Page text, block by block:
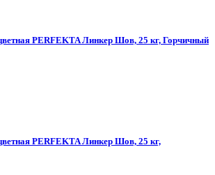
PERFEKTA Линкер Шов, 25 кг, Горчичный
PERFEKTA Линкер Шов, 25 кг,